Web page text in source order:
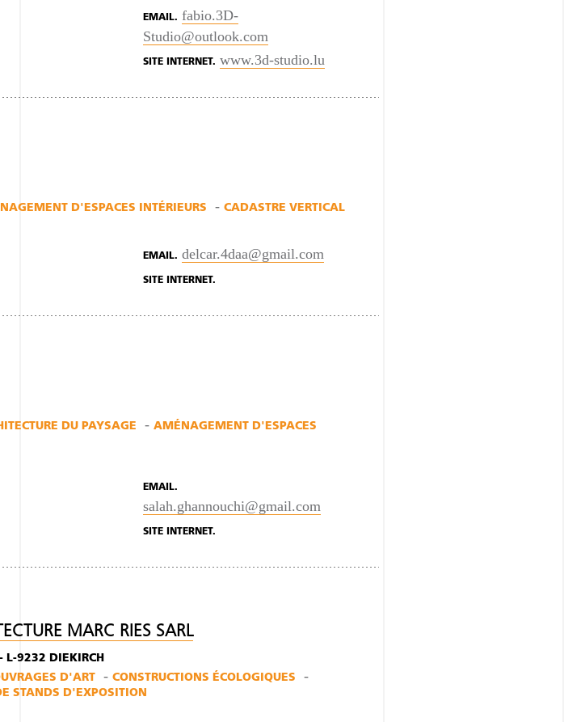
EMAIL. fabio.3D-
Studio@outlook.com
SITE INTERNET. www.3d-studio.lu
D'ESPACES INTÉRIEURS CADASTRE VERTICAL
EMAIL. delcar.4daa@gmail.com
SITE INTERNET.
DU PAYSAGE
AMÉNAGEMENT D'ESPACES
EMAIL.
salah.ghannouchi@gmail.com
SITE INTERNET.
MARC RIES SARL
L-9232 DIEKIRCH
D'ART
CONSTRUCTIONS ÉCOLOGIQUES
STANDS D'EXPOSITION